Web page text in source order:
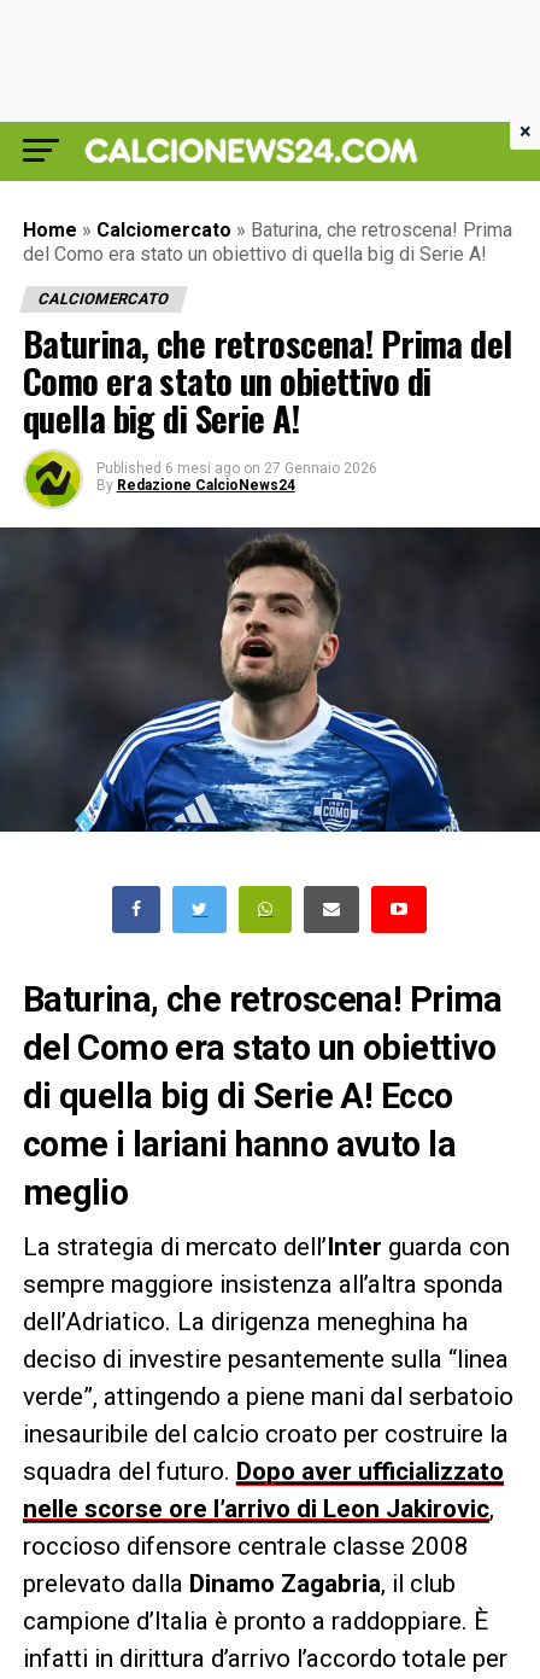
Home » Calciomercato » Baturina, che retroscena! Prima
del Como era stato un obiettivo di quella big di Serie A!
CALCIOMERCATO
Baturina, che retroscena! Prima del
Como era stato un obiettivo di
quella big di Serie A!
Published 6 mesi ago on 27 Gennaio 2026
By Redazione CalcioNews24
Baturina, che retroscena! Prima
del Como era stato un obiettivo
di quella big di Serie A! Ecco
come i lariani hanno avuto la
meglio
La strategia di mercato dell’Inter guarda con
sempre maggiore insistenza all’altra sponda
dell’Adriatico. La dirigenza meneghina ha
deciso di investire pesantemente sulla “linea
verde”, attingendo a piene mani dal serbatoio
inesauribile del calcio croato per costruire la
squadra del futuro. Dopo aver ufficializzato
nelle scorse ore l’arrivo di Leon Jakirovic,
roccioso difensore centrale classe 2008
prelevato dalla Dinamo Zagabria, il club
campione d’Italia è pronto a raddoppiare. È
infatti in dirittura d’arrivo l’accordo totale per
×